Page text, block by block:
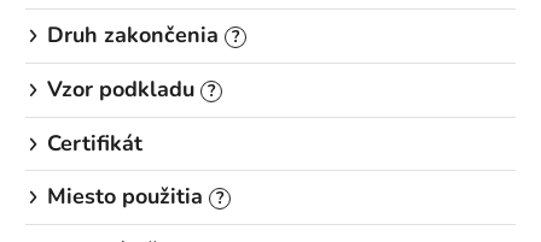
Druh zakončenia ?
Vzor podkladu ?
Certifikát
Miesto použitia
?